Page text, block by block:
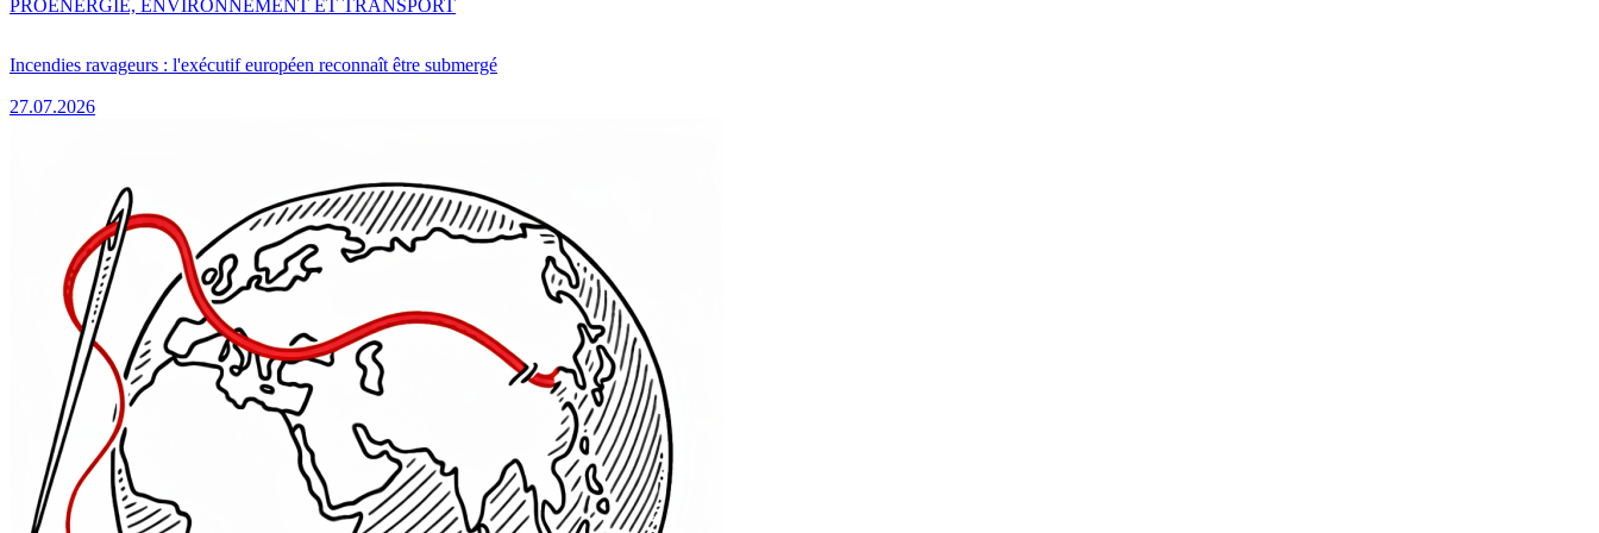
Incendies ravageurs : l'exécutif européen reconnaît être submergé
27.07.2026
PROENERGIE, ENVIRONNEMENT ET TRANSPORT